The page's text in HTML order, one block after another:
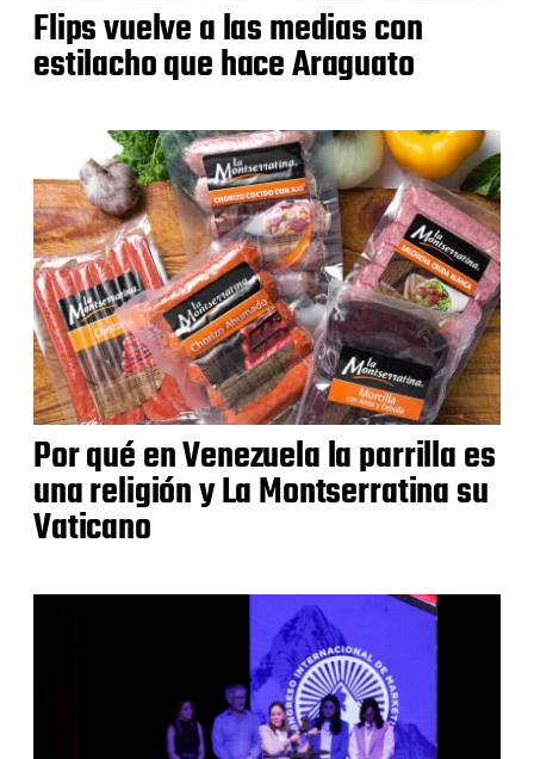
Flips vuelve a las medias con
estilacho que hace Araguato
Por qué en Venezuela la parrilla es
una religión y La Montserratina su
Vaticano